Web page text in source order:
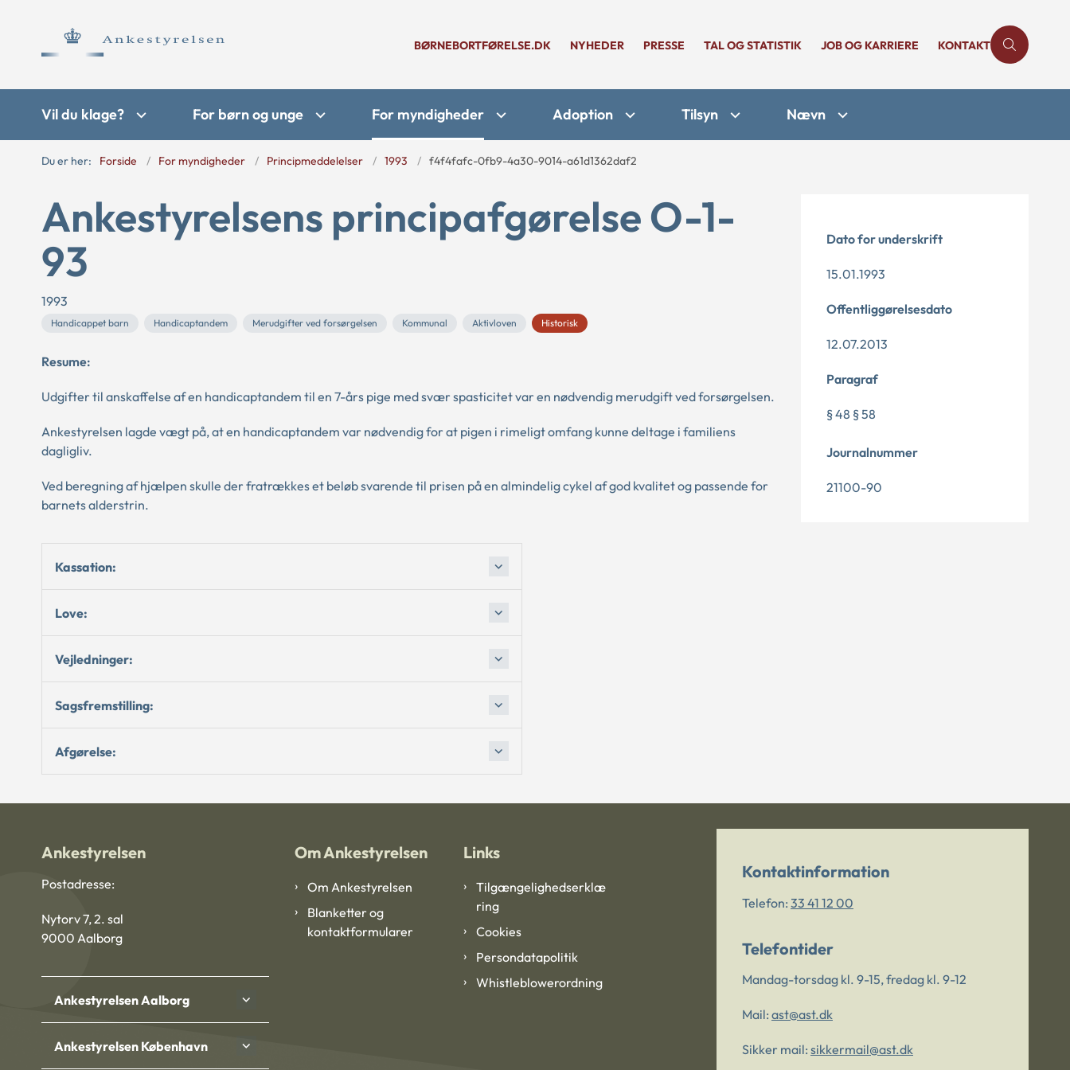
BØRNEBORTFØRELSE.DK NYHEDER PRESSE TAL OG STATISTIK JOB OG KARRIERE KONTAKT
Vil du klage? For børn og unge For myndigheder Adoption Tilsyn Nævn
Du er her: Forside For myndigheder Principmeddelelser 1993 f4f4fafc-0fb9-4a30-9014-a61d1362daf2
Ankestyrelsens principafgørelse O-1-
93
1993
Handicappet barn Handicaptandem Merudgifter ved forsørgelsen Kommunal Aktivloven Historisk
Resume:
Udgifter til anskaffelse af en handicaptandem til en 7-års pige med svær spasticitet var en nødvendig merudgift ved forsørgelsen.
Ankestyrelsen lagde vægt på, at en handicaptandem var nødvendig for at pigen i rimeligt omfang kunne deltage i familiens
dagligliv.
Ved beregning af hjælpen skulle der fratrækkes et beløb svarende til prisen på en almindelig cykel af god kvalitet og passende for
barnets alderstrin.
Kassation:
Love:
Vejledninger:
Sagsfremstilling:
Afgørelse:
Dato for underskrift
15.01.1993
Offentliggørelsesdato
12.07.2013
Paragraf
§ 48 § 58
Journalnummer
21100-90
Ankestyrelsen
Postadresse:
Nytorv 7, 2. sal
9000 Aalborg
Ankestyrelsen Aalborg
Ankestyrelsen København
Om Ankestyrelsen
Om Ankestyrelsen
Blanketter og
kontaktformularer
Links
Tilgængelighedserklæ
ring
Cookies
Persondatapolitik
Whistleblowerordning
Kontaktinformation
Telefon: 33 41 12 00
Telefontider
Mandag-torsdag kl. 9-15, fredag kl. 9-12
Mail: ast@ast.dk
Sikker mail: sikkermail@ast.dk